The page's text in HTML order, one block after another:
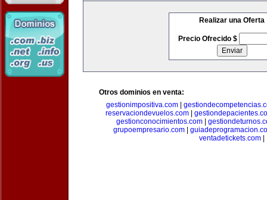
Realizar una Oferta
Precio Ofrecido $
Otros dominios en venta:
gestionimpositiva.com
reservaciondevuelos.com
gestionconocimientos.com
grupoempresario.com|
ventadetickets.com